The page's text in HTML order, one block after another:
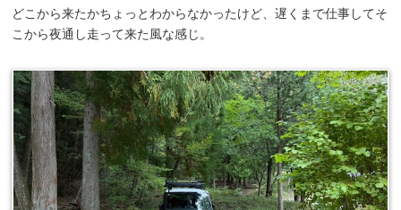
どこから来たかちょっとわからなかったけど、遅くまで仕事してそ
こから夜通し走って来た風な感じ。